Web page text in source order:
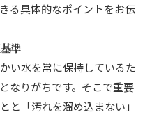
る具体的なポイントをお伝
準
い水を常に保持しているた
なりがちです。そこで重要
と「汚れを溜め込まない」